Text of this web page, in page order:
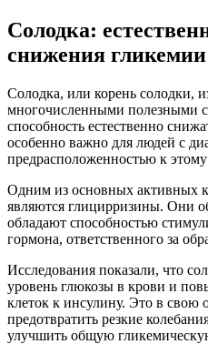
Солодка:
снижения гликемии
Солодка, или корень солодки,
многочисленными полезными
способность естественно
особенно важно для людей с
предрасположенностью к
Одним из основных активных
являются глицирризины. Они
обладают способностью
гормона, ответственного за
Исследования показали, что
уровень глюкозы в крови и
клеток к инсулину. Это в свою
предотвратить резкие
улучшить общую